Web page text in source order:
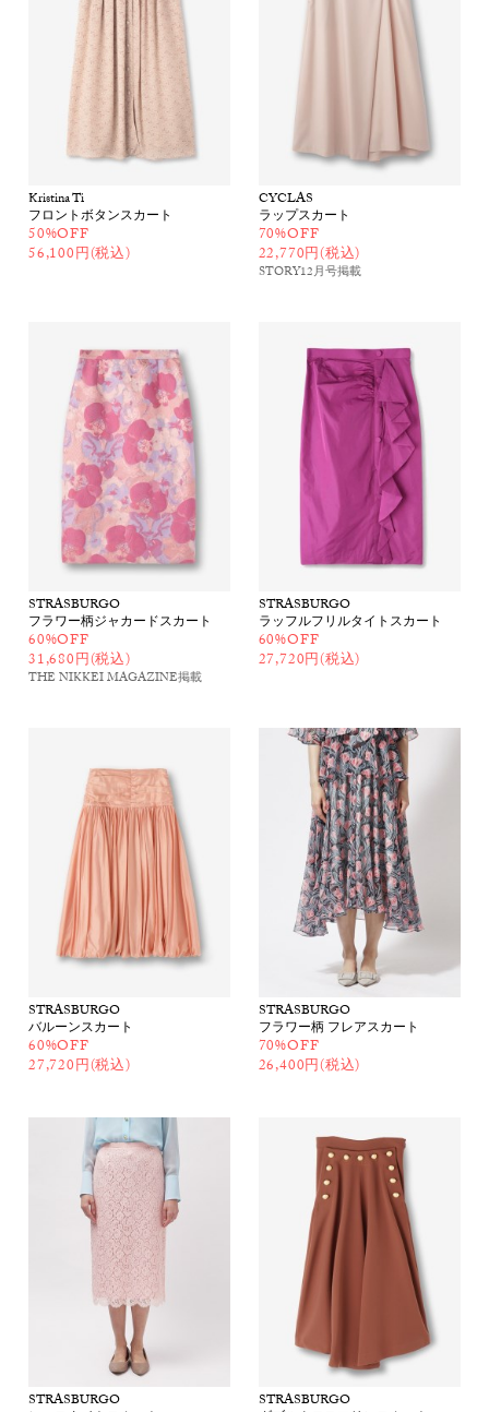
Kristina Ti
フロントボタンスカート
50%OFF
56,100円(税込)
CYCLAS
ラップスカート
70%OFF
22,770円(税込)
STORY12月号掲載
STRASBURGO
フラワー柄ジャカードスカート
60%OFF
31,680円(税込)
THE NIKKEI MAGAZINE掲載
STRASBURGO
ラッフルフリルタイトスカート
60%OFF
27,720円(税込)
STRASBURGO
バルーンスカート
60%OFF
27,720円(税込)
STRASBURGO
フラワー柄 フレアスカート
70%OFF
26,400円(税込)
STRASBURGO
STRASBURGO